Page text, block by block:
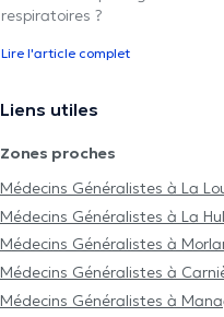
respiratoires ?
Lire l'article complet
Liens utiles
Zones proches
Médecins Généralistes à La
Médecins Généralistes à La
Médecins Généralistes à
Médecins Généralistes à
Médecins Généralistes à